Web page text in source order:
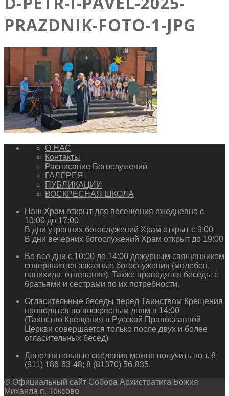
PRAZDNIK-FOTO-1-JPG
О НАС
Контакты
Расписание Богослужений
ГАЛЕРЕЯ
ПУБЛИКАЦИИ
ВОСКРЕСНАЯ ШКОЛА
Наш Храм открыт для посещения ежедневно с
10:00 до 17:00
В дни утренних богослужений Храм открыт с 9:00
В дни вечерних богослужений Храм открыт до 19:00
Во все дни с 10:00 до 14:00 дежурным священником
совершаются заказные богослужения (молебен,
панихида, отпевание). Также проводятся беседы с
братьями и сестрами по их потребности.
Огласительные беседы перед Таинством Крещения
проводятся по воскресным дням в 14:00
(Таинство Крещения в Русской Православной
Церкви совершается только после двух и более
огласительных бесед)
Дополнительные сведения можно получить по т. 8
(911) 186-63-48; 8 (81370) 56-835.
© Официальный сайт Собора Архистратига Божия
Михаила п. Токсово